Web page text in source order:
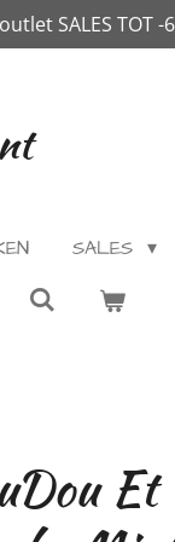
SALES TOT -
SALES
Et